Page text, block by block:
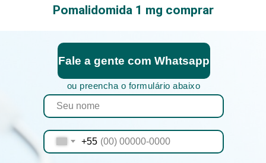
Pomalidomida 1 mg comprar
+55
ou preencha o formulário abaixo
Fale a gente com Whatsapp